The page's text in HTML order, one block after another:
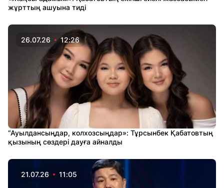
жұрттың ашуына тиді
26.07.26 12:26
“Ауылдансыңдар, колхозсыңдар»: Тұрсынбек Қабатовтың
қызының сөздері дауға айналды
21.07.26 11:05